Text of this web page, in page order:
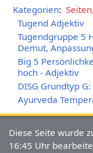
Kategorien:
Tugend Adjektiv
Tugendgruppe 5
Demut,
Big 5
hoch - Adjektiv
DISG Grundtyp
Ayurveda
Diese Seite wurde
16:45 Uhr